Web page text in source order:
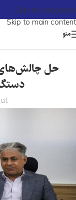
Skip to navigation
Skip to main content
منو
حل چالش‌های